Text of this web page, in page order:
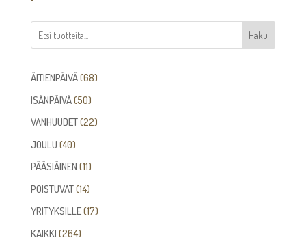
Haku
ÄITIENPÄIVÄ 6868
ISÄNPÄIVÄ 5050
tuotetta
VANHUUDET 2222
JOULU 4040
tuotetta
PÄÄSIÄINEN 1111
tuotetta
POISTUVAT 1414
tuotetta
YRITYKSILLE 1717
KAIKKI 264264